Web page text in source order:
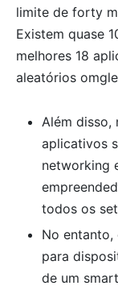
limite de forty
Existem quase
melhores 18
aleatórios
Além disso,
aplicativos
networking
todos os
No
para
de um